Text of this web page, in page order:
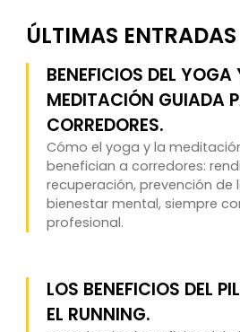
ÚLTIMAS ENTRADAS
BENEFICIOS DEL YOGA
MEDITACIÓN GUIADA
CORREDORES.
Cómo el yoga y la
benefician a corredores:
recuperación, prevención de
bienestar mental, siempre
profesional.
LOS BENEFICIOS DEL
EL RUNNING.